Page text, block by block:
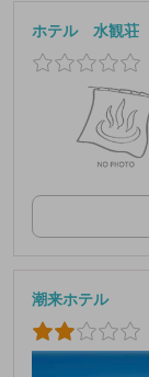
ホテル 水観荘
潮来ホテル